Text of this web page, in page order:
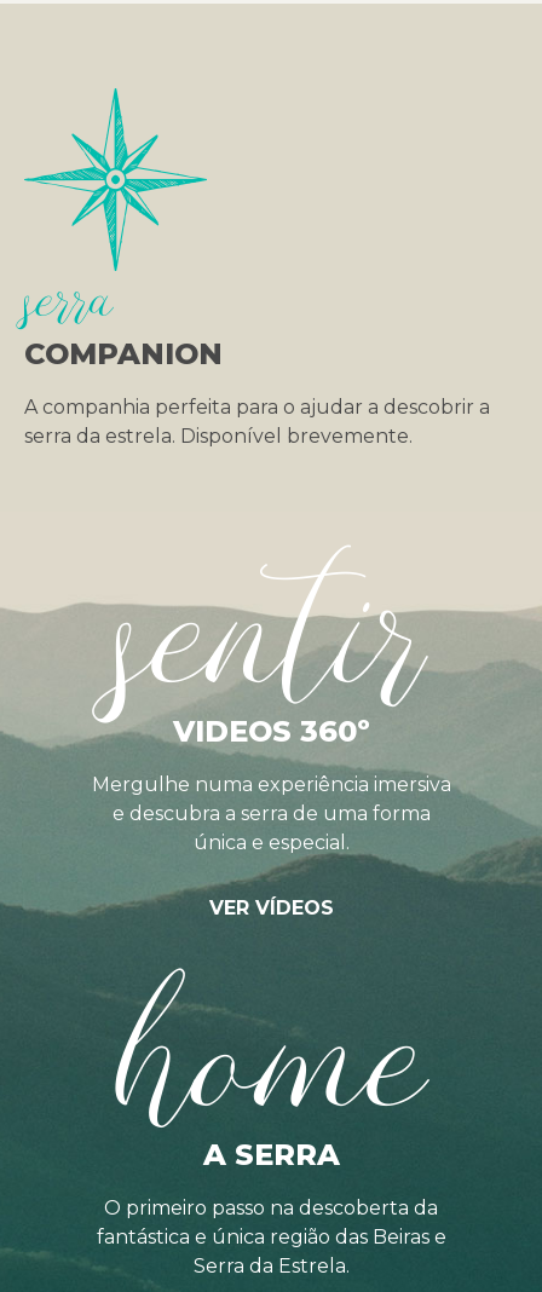
serra
COMPANION
A companhia perfeita para o ajudar a descobrir a
serra da estrela. Disponível brevemente.
sentir
VIDEOS 360º
Mergulhe numa experiência imersiva
e descubra a serra de uma forma
única e especial.
VER VÍDEOS
home
A SERRA
O primeiro passo na descoberta da
fantástica e única região das Beiras e
Serra da Estrela.